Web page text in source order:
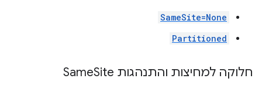
SameSite=None
Partitioned
חלוקה למחיצות והתנהגות Same Site